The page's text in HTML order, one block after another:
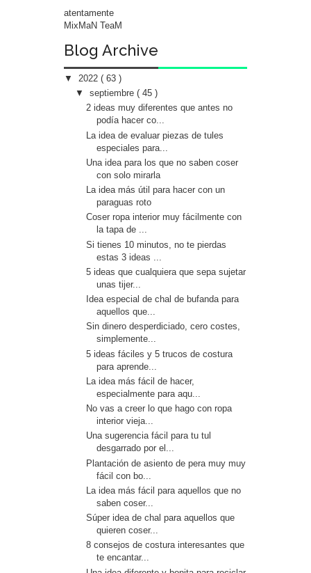
atentamente
MixMaN TeaM
Blog Archive
▼ 2022 ( 63 )
▼ septiembre ( 45 )
2 ideas muy diferentes que antes no
podía hacer co...
La idea de evaluar piezas de tules
especiales para...
Una idea para los que no saben coser
con solo mirarla
La idea más útil para hacer con un
paraguas roto
Coser ropa interior muy fácilmente con
la tapa de ...
Si tienes 10 minutos, no te pierdas
estas 3 ideas ...
5 ideas que cualquiera que sepa sujetar
unas tijer...
Idea especial de chal de bufanda para
aquellos que...
Sin dinero desperdiciado, cero costes,
simplemente...
5 ideas fáciles y 5 trucos de costura
para aprende...
La idea más fácil de hacer,
especialmente para aqu...
No vas a creer lo que hago con ropa
interior vieja...
Una sugerencia fácil para tu tul
desgarrado por el...
Plantación de asiento de pera muy muy
fácil con bo...
La idea más fácil para aquellos que no
saben coser...
Súper idea de chal para aquellos que
quieren coser...
8 consejos de costura interesantes que
te encantar...